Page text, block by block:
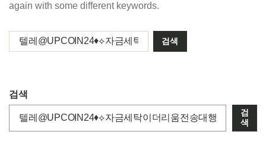
again with some different keywords.
검색
검
색